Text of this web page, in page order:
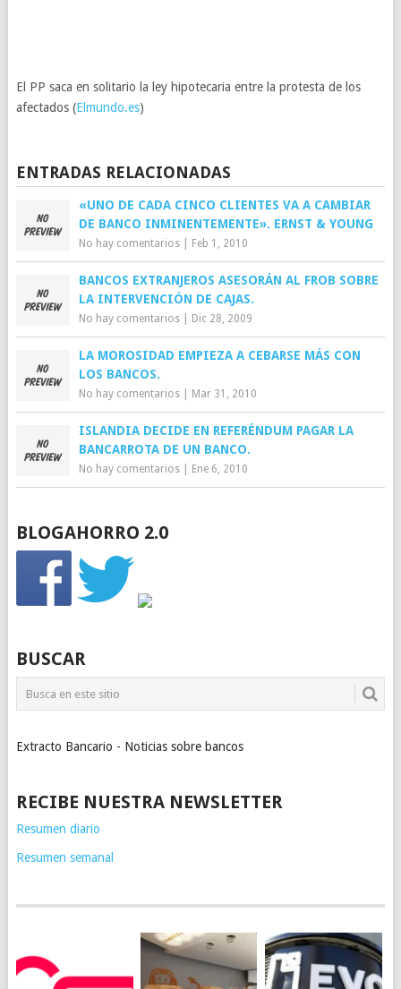
El PP saca en solitario la ley hipotecaria entre la protesta de los
afectados (Elmundo.es)
ENTRADAS RELACIONADAS
«UNO DE CADA CINCO CLIENTES VA A CAMBIAR
DE BANCO INMINENTEMENTE». ERNST & YOUNG
No hay comentarios| Feb 1, 2010
BANCOS EXTRANJEROS ASESORÁN AL FROB SOBRE
LA INTERVENCIÓN DE CAJAS.
No hay comentarios| Dic 28, 2009
LA MOROSIDAD EMPIEZA A CEBARSE MÁS CON
LOS BANCOS.
No hay comentarios| Mar 31, 2010
ISLANDIA DECIDE EN REFERÉNDUM PAGAR LA
BANCARROTA DE UN BANCO.
No hay comentarios| Ene 6, 2010
BLOGAHORRO 2.0
BUSCAR
Extracto Bancario - Noticias sobre bancos
RECIBE NUESTRA NEWSLETTER
Resumen diario
Resumen semanal